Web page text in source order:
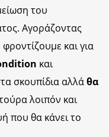
του
Αγοράζοντας
και για
και
σκουπίδια αλλάθα
λοιπόν και
που θα κάνει το